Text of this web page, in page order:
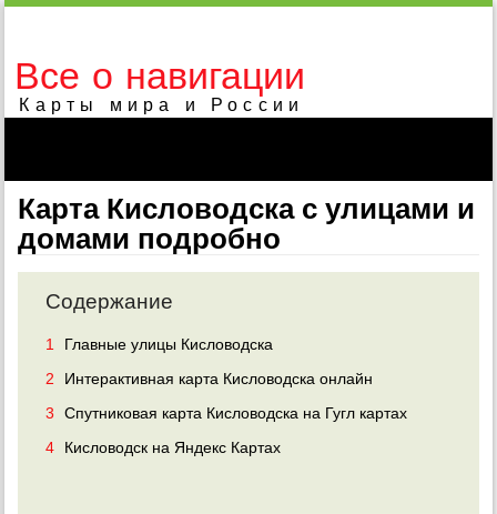
Все о навигации
Карты мира и России
Карта Кисловодска с улицами и
домами подробно
Содержание
1
Главные улицы Кисловодска
2
Интерактивная карта Кисловодска онлайн
3
Спутниковая карта Кисловодска на Гугл картах
4
Кисловодск на Яндекс Картах